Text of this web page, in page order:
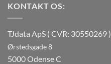
KONTAKT OS:
TJdata ApS ( CVR: 30550269 )
Ørstedsgade 8
5000 Odense C